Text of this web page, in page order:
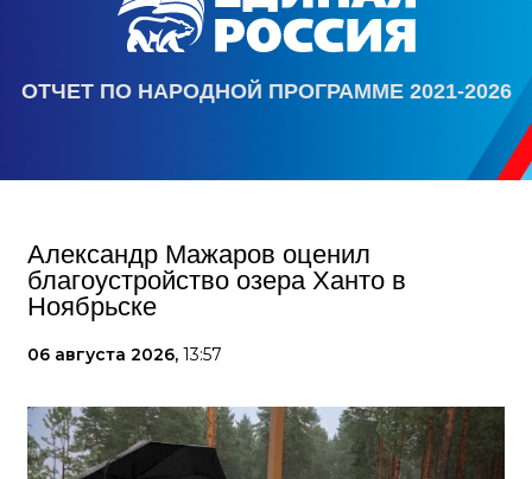
ОТЧЕТ ПО НАРОДНОЙ ПРОГРАММЕ 2021-2026
Александр Мажаров оценил
благоустройство озера Ханто в
Ноябрьске
06 августа 2026, 13:57